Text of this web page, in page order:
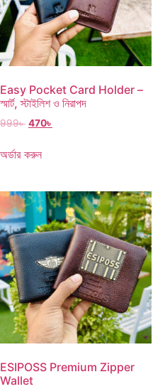
Easy Pocket Card Holder –
স্মার্ট, স্টাইলিশ ও নিরাপদ
999৳ 470৳
অর্ডার করুন
ESIPOSS Premium Zipper
Wallet